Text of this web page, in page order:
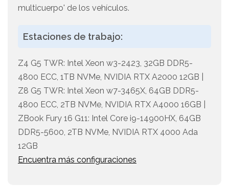
multicuerpo' de los vehículos.
Estaciones de trabajo:
Z4 G5 TWR: Intel Xeon w3-2423, 32GB DDR5-
4800 ECC, 1TB NVMe, NVIDIA RTX A2000 12GB |
Z8 G5 TWR: Intel Xeon w7-3465X, 64GB DDR5-
4800 ECC, 2TB NVMe, NVIDIA RTX A4000 16GB |
ZBook Fury 16 G11: Intel Core i9-14900HX, 64GB
DDR5-5600, 2TB NVMe, NVIDIA RTX 4000 Ada
12GB
Encuentra más configuraciones